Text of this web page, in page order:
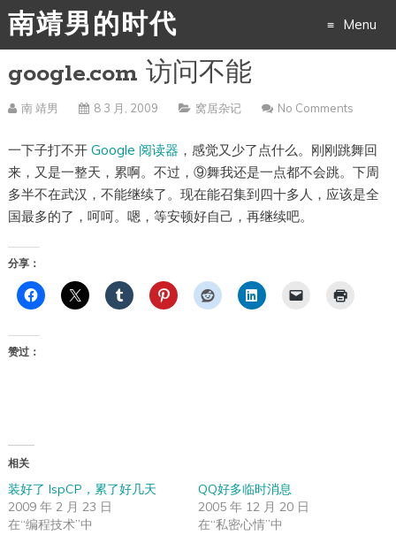
南靖男的时代 Menu
to
content
google.com 访问不能
南 靖男 8 3 月, 2009 窝居杂记 No Comments
一下子打不开 Google 阅读器 ，感觉又少了点什么。刚刚跳舞回
来，又是一整天，累啊。不过，⑨舞我还是一点都不会跳。下周
多半不在武汉，不能继续了。现在能召集到四十多人，应该是全
国最多的了，呵呵。嗯，等安顿好自己，再继续吧。
分享：
赞过：
相关
装好了 IspCP，累了好几天
2009 年 2 月 23 日
在“编程技术”中
QQ好多临时消息
2005 年 12 月 20 日
在“私密心情”中